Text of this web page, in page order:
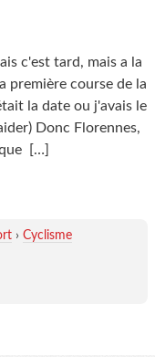
c'est tard, mais a la
première course de la
la date ou j'avais le
Donc Florennes,
[…]
› Cyclisme